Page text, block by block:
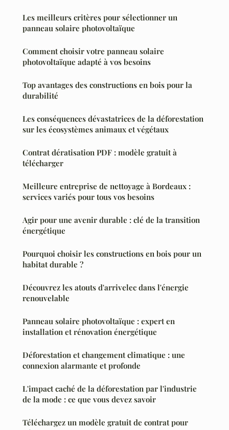
Les meilleurs critères pour sélectionner un
panneau solaire photovoltaïque
Comment choisir votre panneau solaire
photovoltaïque adapté à vos besoins
Top avantages des constructions en bois pour la
durabilité
Les conséquences dévastatrices de la déforestation
sur les écosystèmes animaux et végétaux
Contrat dératisation PDF : modèle gratuit à
télécharger
Meilleure entreprise de nettoyage à Bordeaux :
services variés pour tous vos besoins
Agir pour une avenir durable : clé de la transition
énergétique
Pourquoi choisir les constructions en bois pour un
habitat durable ?
Découvrez les atouts d'arrivelec dans l'énergie
renouvelable
Panneau solaire photovoltaïque : expert en
installation et rénovation énergétique
Déforestation et changement climatique : une
connexion alarmante et profonde
L'impact caché de la déforestation par l'industrie
de la mode : ce que vous devez savoir
Téléchargez un modèle gratuit de contrat pour